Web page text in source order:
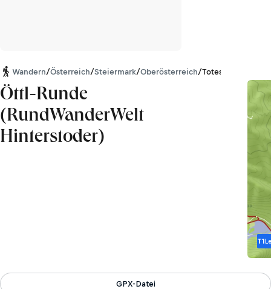
Wandern/Österreich/Steiermark/Oberösterreich/Totes Gebirge
Öttl-Runde
(RundWanderWelt
Hinterstoder)
T1
GPX-Datei